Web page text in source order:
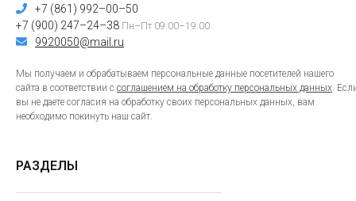
+7 (861) 992–00–50
+7 (900) 247–24–38 Пн–Пт 09:00–19:00
9920050@mail.ru
Мы получаем и обрабатываем персональные данные посетителей нашего
сайта в соответствии с соглашением на обработку персональных данных.
вы не даете согласия на обработку своих персональных данных, вам
необходимо покинуть наш сайт.
РАЗДЕЛЫ